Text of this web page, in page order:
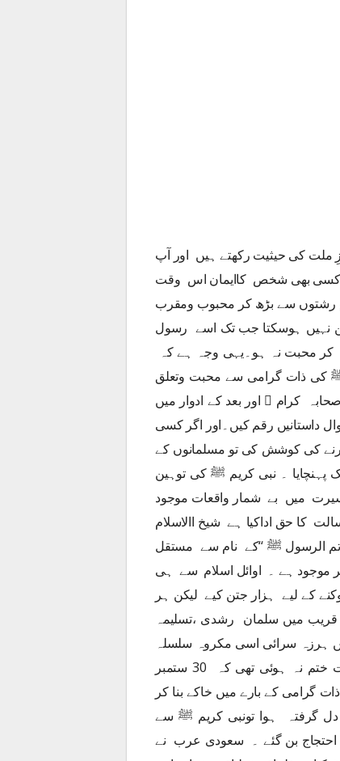
کی حیثیت رکھتے ہیں اور آپ
کسی بھی شخص کاایمان اس وقت
رشتوں سے بڑھ کر محبوب ومقرب
نہیں ہوسکتا جب تک اسے رسول
کر محبت نہ ہو۔یہی وجہ ہے کہ
کی ذات گرامی سے محبت وتعلق
کرام ﷢ اور بعد کے ادوار میں
داستانیں رقم کیں۔اور اگر کسی
کی کوشش کی تو مسلمانوں کے
۔ نبی کریم ﷺ کی توہین
میں بے شمار واقعات موجود
کا حق اداکیا ہے شیخ االاسلام
الرسول ﷺ ‘‘کے نام سے مستقل
ہے ۔ اوائل اسلام سے ہی
کے لیے ہزار جتن کیے لیکن ہر
میں سلمان رشدی ،تسلیمہ
ہرزہ سرائی اسی مکروہ سلسلہ
کی کڑی ہے ۔ابھی ان دریدہ ذہنوں کی بکواسات کی بازگشت ختم نہ ہوئی تھی کہ 30 ستمبر
گرامی کے بارے میں خاکے بنا کر
گرفتہ ہوا تونبی کریم ﷺ سے
احتجاج بن گئے ۔ سعودی عرب نے